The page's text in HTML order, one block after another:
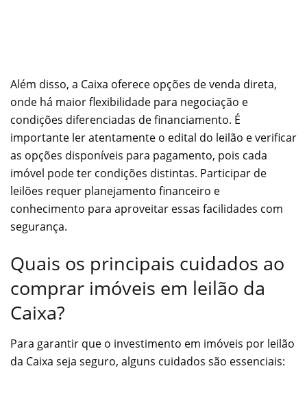
Além disso, a Caixa oferece opções de venda direta,
onde há maior flexibilidade para negociação e
condições diferenciadas de financiamento. É
importante ler atentamente o edital do leilão e verificar
as opções disponíveis para pagamento, pois cada
imóvel pode ter condições distintas. Participar de
leilões requer planejamento financeiro e
conhecimento para aproveitar essas facilidades com
segurança.
Quais os principais cuidados ao
comprar imóveis em leilão da
Caixa?
Para garantir que o investimento em imóveis por leilão
da Caixa seja seguro, alguns cuidados são essenciais: